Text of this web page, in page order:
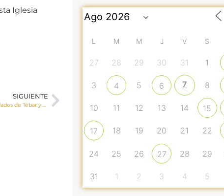
Iglesia
SIGUIENTE
Visita Pastoral del Sr. Obispo a las localidades de Tébar y Atalaya
L M M J V S
27 28 29 30 31 1
3 4 5 6 7 8
10 11 12 13 14 15
17 18 19 20 21 22
24 25 26 27 28 29
31 1 2 3 4 5